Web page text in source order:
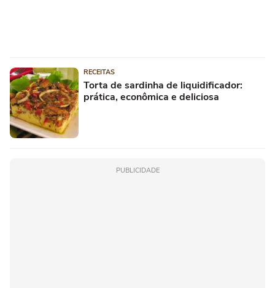
RECEITAS
Torta de sardinha de liquidificador:
prática, econômica e deliciosa
PUBLICIDADE